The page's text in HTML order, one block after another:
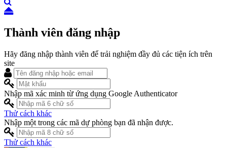
Thành viên đăng nhập
Hãy đăng nhập thành viên để trải nghiệm đầy đủ các tiện ích trên
site
Nhập mã xác minh từ ứng dụng Google Authenticator
Thử cách khác
Nhập một trong các mã dự phòng bạn đã nhận được.
Thử cách khác